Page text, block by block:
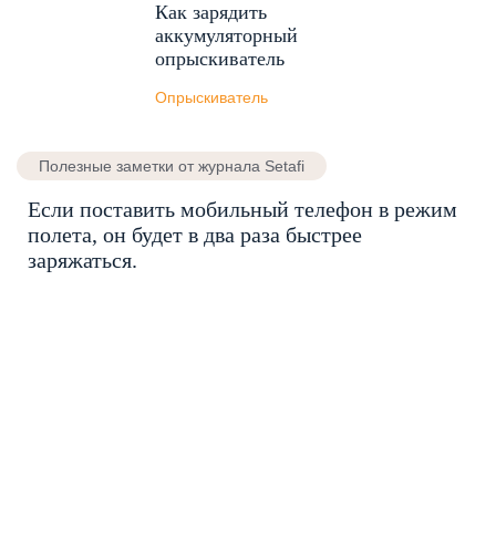
Как зарядить
аккумуляторный
опрыскиватель
Опрыскиватель
Полезные заметки от журнала Setafi